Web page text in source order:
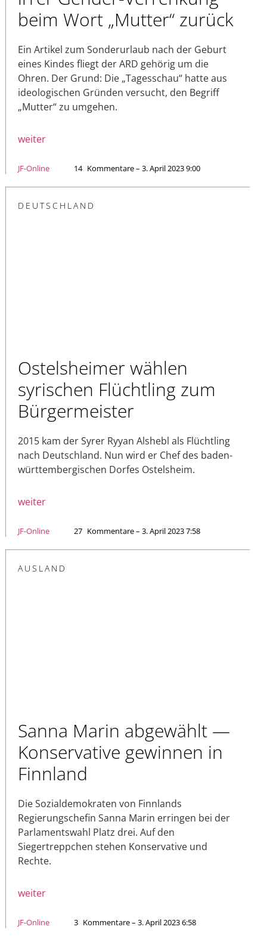
beim Wort „Mutter“ zurück
Ein Artikel zum Sonderurlaub nach der Geburt
eines Kindes fliegt der ARD gehörig um die
Ohren. Der Grund: Die „Tagesschau“ hatte aus
ideologischen Gründen versucht, den Begriff
„Mutter“ zu umgehen.
weiter
JF-Online 14 Kommentare – 3. April 2023 9:00
DEUTSCHLAND
Ostelsheimer wählen
syrischen Flüchtling zum
Bürgermeister
2015 kam der Syrer Ryyan Alshebl als Flüchtling
nach Deutschland. Nun wird er Chef des baden-
württembergischen Dorfes Ostelsheim.
weiter
JF-Online 27 Kommentare – 3. April 2023 7:58
AUSLAND
Sanna Marin abgewählt —
Konservative gewinnen in
Finnland
Die Sozialdemokraten von Finnlands
Regierungschefin Sanna Marin erringen bei der
Parlamentswahl Platz drei. Auf den
Siegertreppchen stehen Konservative und
Rechte.
weiter
JF-Online 3 Kommentare – 3. April 2023 6:58